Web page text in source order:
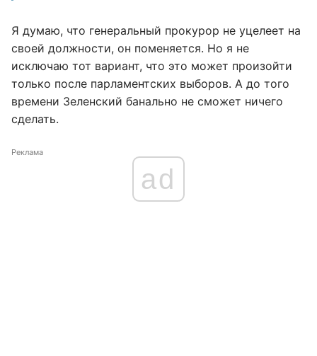
Я думаю, что генеральный прокурор не уцелеет на
своей должности, он поменяется. Но я не
исключаю тот вариант, что это может произойти
только после парламентских выборов. А до того
времени Зеленский банально не сможет ничего
сделать.
Реклама
ad